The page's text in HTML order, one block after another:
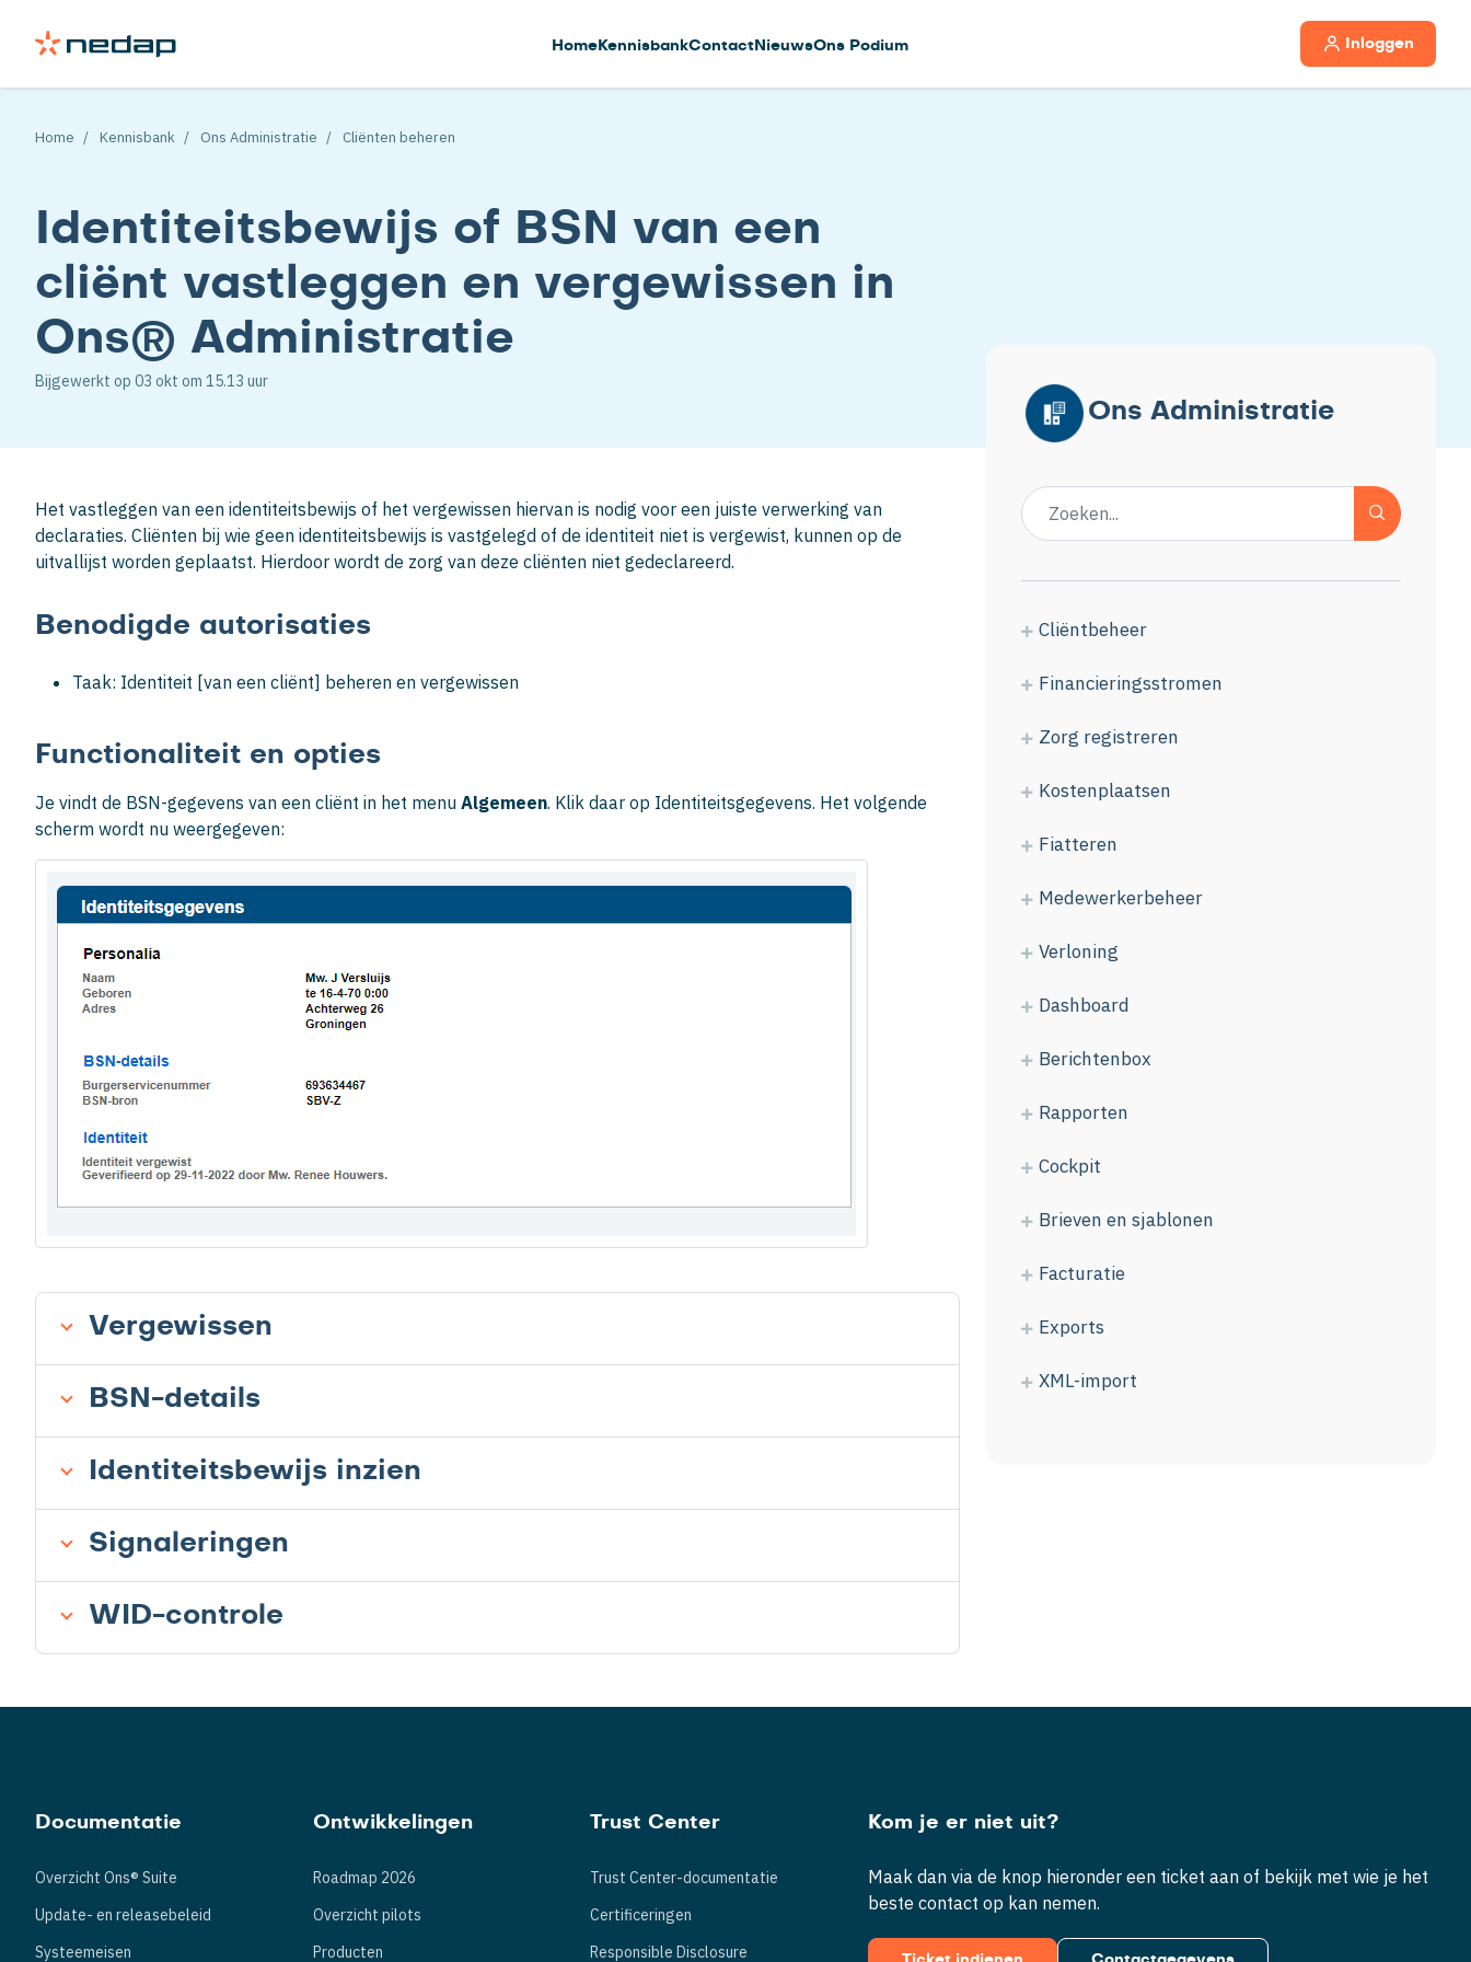
HomeKennisbankContactNieuwsOns Podium Inloggen
Home Kennisbank Ons Administratie Cliënten beheren
Identiteitsbewijs of BSN van een
cliënt vastleggen en vergewissen in
Ons® Administratie
Bijgewerkt op 03 okt om 15.13 uur
Het vastleggen van een identiteitsbewijs of het vergewissen hiervan is nodig voor een juiste verwerking van
declaraties. Cliënten bij wie geen identiteitsbewijs is vastgelegd of de identiteit niet is vergewist, kunnen op de
uitvallijst worden geplaatst. Hierdoor wordt de zorg van deze cliënten niet gedeclareerd.
Benodigde autorisaties
Taak: Identiteit [van een cliënt] beheren en vergewissen
Functionaliteit en opties
Je vindt de BSN-gegevens van een cliënt in het menu Algemeen. Klik daar op Identiteitsgegevens. Het volgende
scherm wordt nu weergegeven:
Vergewissen
BSN-details
Identiteitsbewijs inzien
Signaleringen
WID-controle
Ons Administratie
Cliëntbeheer
Financieringsstromen
Zorg registreren
Kostenplaatsen
Fiatteren
Medewerkerbeheer
Verloning
Dashboard
Berichtenbox
Rapporten
Cockpit
Brieven en sjablonen
Facturatie
Exports
XML-import
Documentatie
Overzicht Ons® Suite
Update- en releasebeleid
Systeemeisen
Ontwikkelingen
Roadmap 2026
Overzicht pilots
Producten
Trust Center
Trust Center-documentatie
Certificeringen
Responsible Disclosure
Kom je er niet uit?
Maak dan via de knop hieronder een ticket aan of bekijk met wie je het
beste contact op kan nemen.